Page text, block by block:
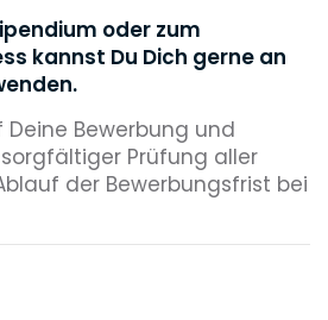
oder zum
kannst Du Dich gerne an
Bewerbung und
Prüfung aller
der Bewerbungsfrist bei